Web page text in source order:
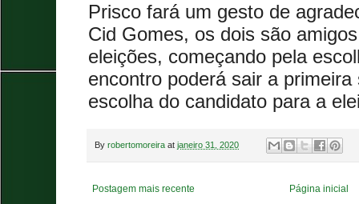
Prisco fará um gesto de
Cid Gomes, os dois são
eleições, começando pela
encontro poderá sair a primeira
escolha do candidato para a
By robertomoreira at janeiro 31, 2020
Postagem mais recente Página inicial